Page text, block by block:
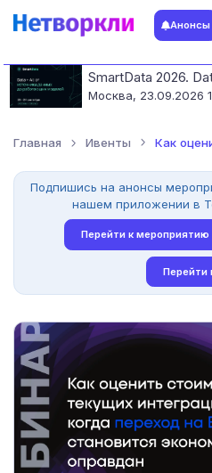
Анонсы
Москва, 23.09.2026
Главная Ивенты Как оценить
Подпишись на анонсы
нашем приложении в
Перейти к мероприятию
Перейти